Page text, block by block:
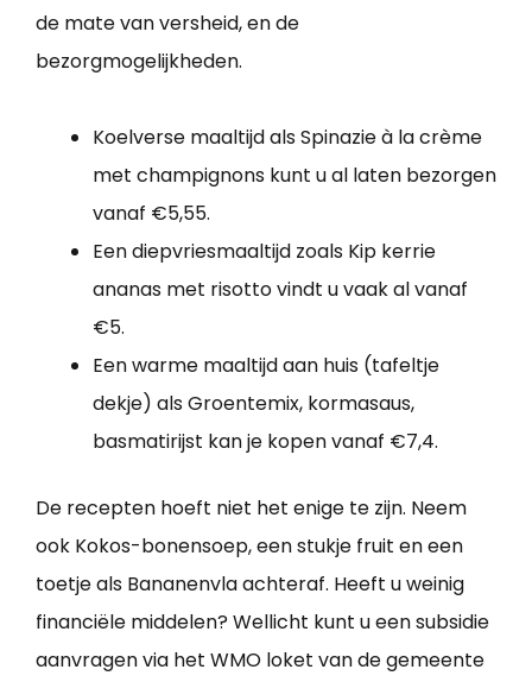
de mate van versheid, en de
bezorgmogelijkheden.
Koelverse maaltijd als Spinazie à la crème
met champignons kunt u al laten bezorgen
vanaf €5,55.
Een diepvriesmaaltijd zoals Kip kerrie
ananas met risotto vindt u vaak al vanaf
€5.
Een warme maaltijd aan huis (tafeltje
dekje) als Groentemix, kormasaus,
basmatirijst kan je kopen vanaf €7,4.
De recepten hoeft niet het enige te zijn. Neem
ook Kokos-bonensoep, een stukje fruit en een
toetje als Bananenvla achteraf. Heeft u weinig
financiële middelen? Wellicht kunt u een subsidie
aanvragen via het WMO loket van de gemeente